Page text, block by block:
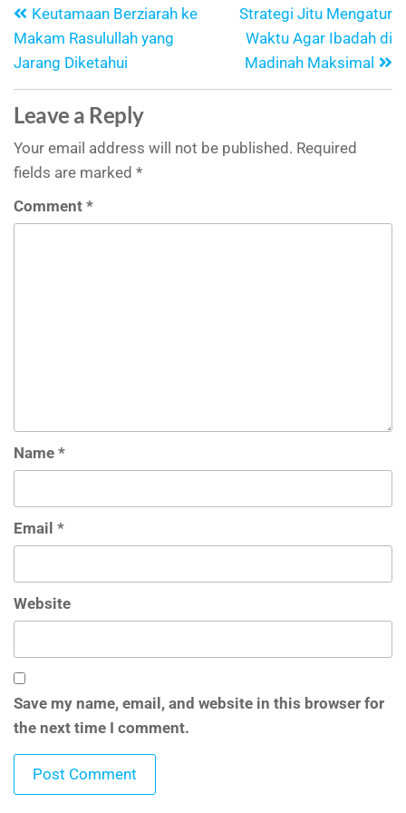
Keutamaan Berziarah ke
Makam Rasulullah yang
Jarang Diketahui
Strategi Jitu Mengatur
Waktu Agar Ibadah di
Madinah Maksimal
Leave a Reply
Your email address will not be published. Required
fields are marked *
Comment *
Name *
Email *
Website
Save my name, email, and website in this browser for
the next time I comment.